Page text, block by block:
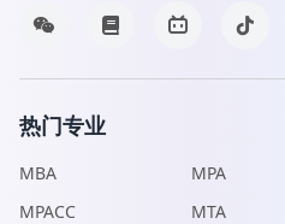
热门专业
MBA MPA
MPACC
MTA